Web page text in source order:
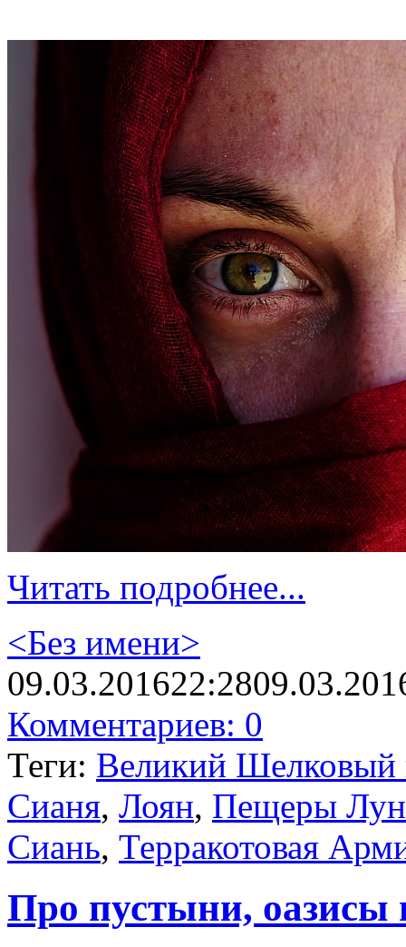
Читать подробнее...
<Без имени>
09.03.201622:28
Комментариев: 0
Теги: Великий Шелковый
Сианя, Лоян, Пещеры
Сиань, Терракотовая
Про пустыни, оазисы